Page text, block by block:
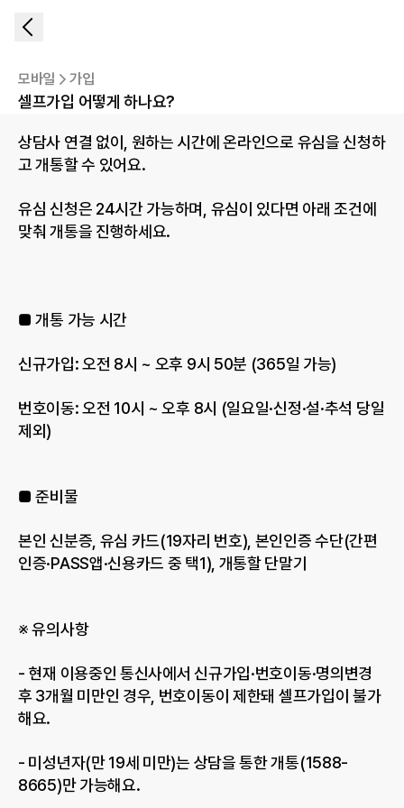
모바일 가입
셀프가입 어떻게 하나요?
상담사 연결 없이, 원하는 시간에 온라인으로 유심을 신청하
고 개통할 수 있어요.
유심 신청은 24시간 가능하며, 유심이 있다면 아래 조건에
맞춰 개통을 진행하세요.
■ 개통 가능 시간
신규가입: 오전 8시 ~ 오후 9시 50분 (365일 가능)
번호이동: 오전 10시 ~ 오후 8시 (일요일·신정·설·추석 당일
제외)
■ 준비물
본인 신분증, 유심 카드(19자리 번호), 본인인증 수단(간편
인증·PASS앱·신용카드 중 택1), 개통할 단말기
※ 유의사항
- 현재 이용중인 통신사에서 신규가입·번호이동·명의변경
후 3개월 미만인 경우, 번호이동이 제한돼 셀프가입이 불가
해요.
- 미성년자(만 19세 미만)는 상담을 통한 개통(1588-
8665)만 가능해요.